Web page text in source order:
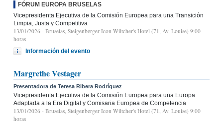
FÓRUM EUROPA BRUSELAS
Vicepresidenta Ejecutiva de la Comisión Europea para una Transición
Limpia, Justa y Competitiva
13/01/2026 - Bruselas, Steigenberger Icon Wiltcher's Hotel (71, Av. Louise) 9:00
horas
Información del evento
Margrethe Vestager
Presentadora de Teresa Ribera Rodríguez
Vicepresidenta Ejecutiva de la Comisión Europea para una Europa
Adaptada a la Era Digital y Comisaria Europea de Competencia
13/01/2026 - Bruselas, Steigenberger Icon Wiltcher's Hotel (71, Av. Louise) 9:00
horas